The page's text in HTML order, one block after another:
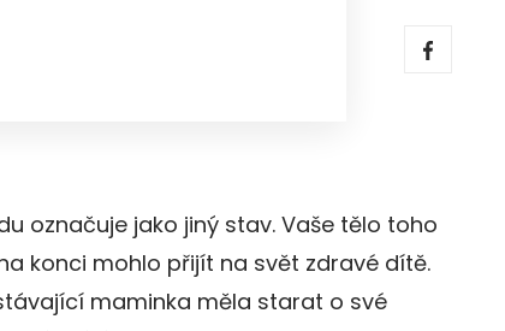
označuje jako jiný stav. Vaše tělo toho
konci mohlo přijít na svět zdravé dítě.
maminka měla starat o své